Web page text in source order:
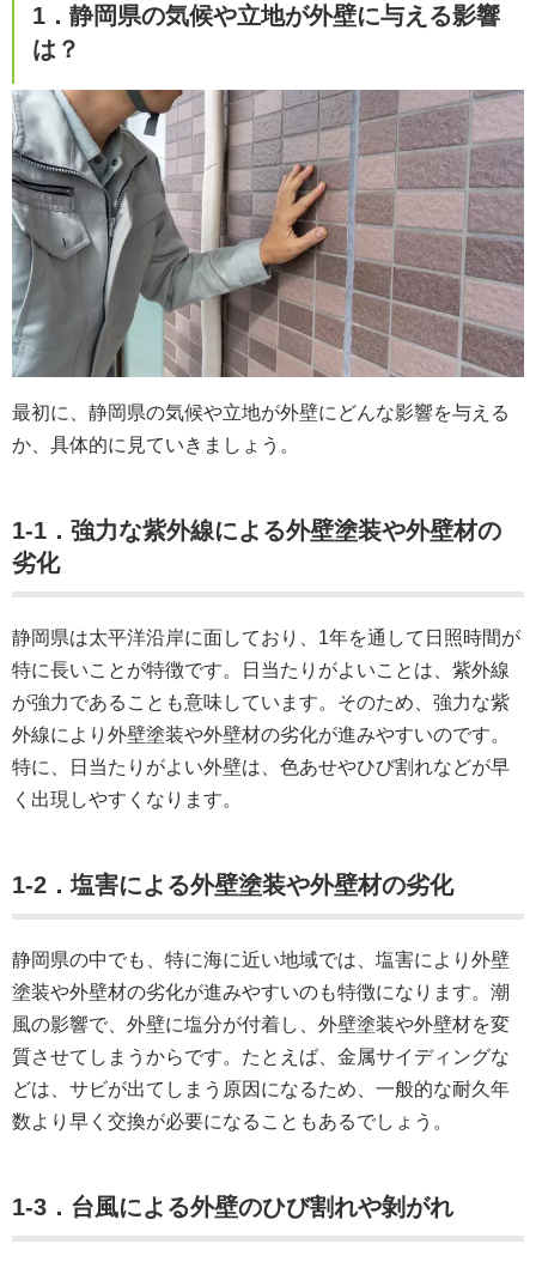
1．静岡県の気候や立地が外壁に与える影響
は？
最初に、静岡県の気候や立地が外壁にどんな影響を与える
か、具体的に見ていきましょう。
1-1．強力な紫外線による外壁塗装や外壁材の
劣化
静岡県は太平洋沿岸に面しており、1年を通して日照時間が
特に長いことが特徴です。日当たりがよいことは、紫外線
が強力であることも意味しています。そのため、強力な紫
外線により外壁塗装や外壁材の劣化が進みやすいのです。
特に、日当たりがよい外壁は、色あせやひび割れなどが早
く出現しやすくなります。
1-2．塩害による外壁塗装や外壁材の劣化
静岡県の中でも、特に海に近い地域では、塩害により外壁
塗装や外壁材の劣化が進みやすいのも特徴になります。潮
風の影響で、外壁に塩分が付着し、外壁塗装や外壁材を変
質させてしまうからです。たとえば、金属サイディングな
どは、サビが出てしまう原因になるため、一般的な耐久年
数より早く交換が必要になることもあるでしょう。
1-3．台風による外壁のひび割れや剝がれ